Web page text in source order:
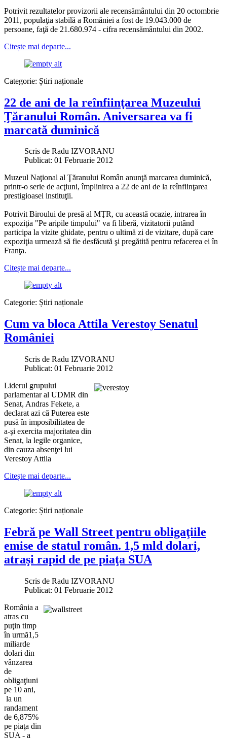
Potrivit rezultatelor provizorii ale recensământului din 20 octombrie
2011, populaţia stabilă a României a fost de 19.043.000 de
persoane, faţă de 21.680.974 - cifra recensământului din 2002.
Citește mai departe...
Categorie: Știri naționale
22 de ani de la reînfiinţarea Muzeului
Ţăranului Român. Aniversarea va fi
marcată duminică
Scris de Radu IZVORANU
Publicat: 01 Februarie 2012
Muzeul Naţional al Ţăranului Român anunţă marcarea duminică,
printr-o serie de acţiuni, împlinirea a 22 de ani de la reînfiinţarea
prestigioasei instituţii.
Potrivit Biroului de presă al MŢR, cu această ocazie, intrarea în
expoziţia "Pe aripile timpului" va fi liberă, vizitatorii putând
participa la vizite ghidate, pentru o ultimă zi de vizitare, după care
expoziţia urmează să fie desfăcută şi pregătită pentru refacerea ei în
Franţa.
Citește mai departe...
Categorie: Știri naționale
Cum va bloca Attila Verestoy Senatul
României
Scris de Radu IZVORANU
Publicat: 01 Februarie 2012
Liderul grupului
parlamentar al UDMR din
Senat, Andras Fekete, a
declarat azi că Puterea este
pusă în imposibilitatea de
a-şi exercita majoritatea din
Senat, la legile organice,
din cauza absenţei lui
Verestoy Attila
Citește mai departe...
Categorie: Știri naționale
Febră pe Wall Street pentru obligaţiile
emise de statul român. 1,5 mld dolari,
atraşi rapid de pe piaţa SUA
Scris de Radu IZVORANU
Publicat: 01 Februarie 2012
România a
atras cu
puţin timp
în urmă1,5
miliarde
dolari din
vânzarea
de
obligaţiuni
pe 10 ani,
la un
randament
de 6,875%
pe piaţa din
SUA - a